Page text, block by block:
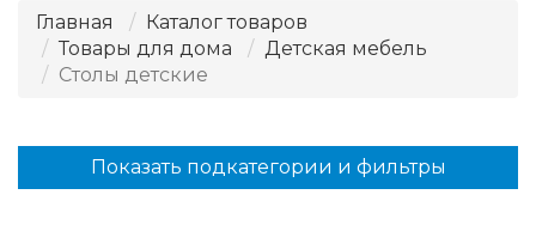
Главная
Каталог товаров
Товары для дома
Детская мебель
Столы детские
Показать подкатегории и фильтры